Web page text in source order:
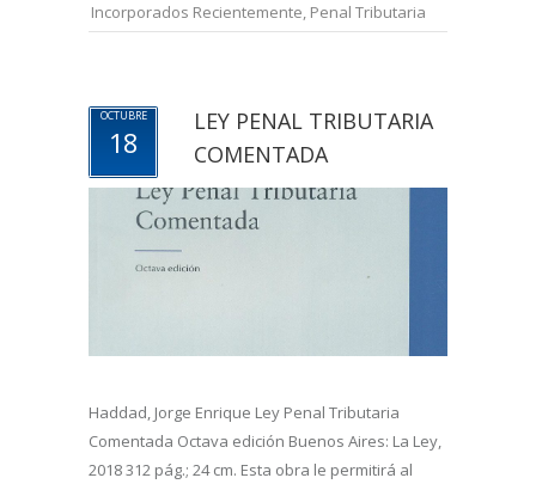
Incorporados Recientemente, Penal Tributaria
OCTUBRE
18
LEY PENAL TRIBUTARIA
COMENTADA
Haddad, Jorge Enrique Ley Penal Tributaria
Comentada Octava edición Buenos Aires: La Ley,
2018 312 pág.; 24 cm. Esta obra le permitirá al